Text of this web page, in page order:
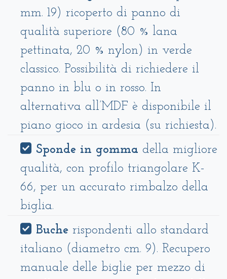
mm. 19) ricoperto di panno di
qualità superiore (80 % lana
pettinata, 20 % nylon) in verde
classico. Possibilità di richiedere il
panno in blu o in rosso. In
alternativa all’MDF è disponibile il
piano gioco in ardesia (su richiesta).
Sponde in gomma della migliore
qualità, con profilo triangolare K-
66, per un accurato rimbalzo della
biglia.
Buche rispondenti allo standard
italiano (diametro cm. 9). Recupero
manuale delle biglie per mezzo di